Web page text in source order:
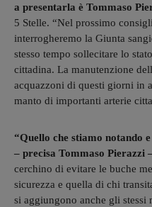
a presentarla è Tommaso
5 Stelle. “Nel prossimo
interrogheremo la Giunta
stesso tempo sollecitare lo
cittadina. La manutenzione
acquazzoni di questi giorni in
manto di importanti arterie
“Quello che stiamo notando
– precisa Tommaso Pierazzi
cerchino di evitare le buche
sicurezza e quella di chi
si aggiungono anche gli stessi